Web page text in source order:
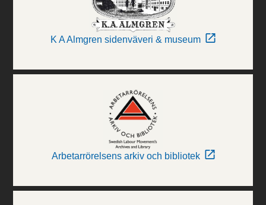
K A Almgren sidenväveri & museum
Arbetarrörelsens arkiv och bibliotek